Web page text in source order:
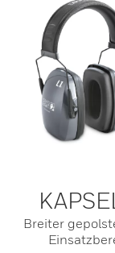
Breiter